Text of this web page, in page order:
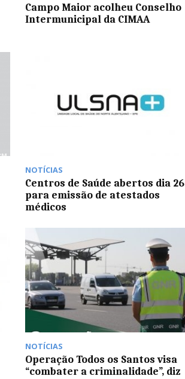
Campo Maior acolheu Conselho
Intermunicipal da CIMAA
NOTÍCIAS
Centros de Saúde abertos dia 26
para emissão de atestados
médicos
NOTÍCIAS
Operação Todos os Santos visa
“combater a criminalidade”, diz